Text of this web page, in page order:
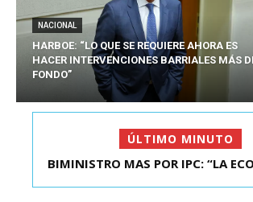
NACIONAL
HARBOE: “LO QUE SE REQUIERE AHORA ES
HACER INTERVENCIONES BARRIALES MÁS
FONDO”
ÚLTIMO MINUTO
KAST SE REUNIÓ CON EL
BIMINISTRO MAS POR IPC: “LA